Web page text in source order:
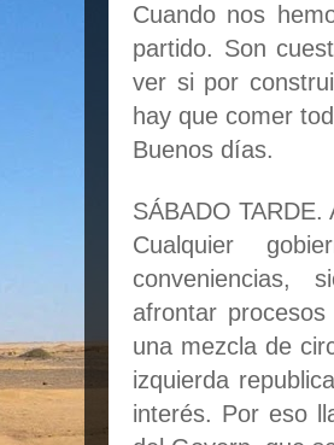
Cuando nos
partido. Son
ver si por
hay que comer
Buenos días.
SÁBADO
Cualquier
conveniencias,
afrontar
una mezcla de
izquierda
interés. Por eso